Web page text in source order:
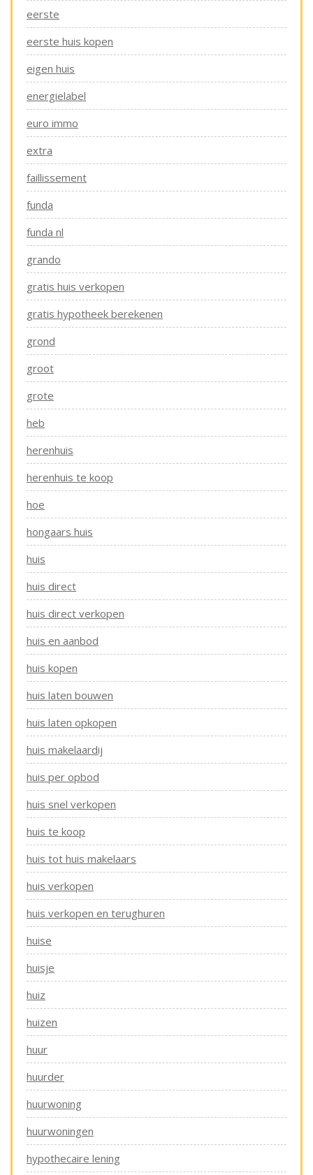
eerste
eerste huis kopen
eigen huis
energielabel
euro immo
extra
faillissement
funda
funda nl
grando
gratis huis verkopen
gratis hypotheek berekenen
grond
groot
grote
heb
herenhuis
herenhuis te koop
hoe
hongaars huis
huis
huis direct
huis direct verkopen
huis en aanbod
huis kopen
huis laten bouwen
huis laten opkopen
huis makelaardij
huis per opbod
huis snel verkopen
huis te koop
huis tot huis makelaars
huis verkopen
huis verkopen en terughuren
huise
huisje
huiz
huizen
huur
huurder
huurwoning
huurwoningen
hypothecaire lening